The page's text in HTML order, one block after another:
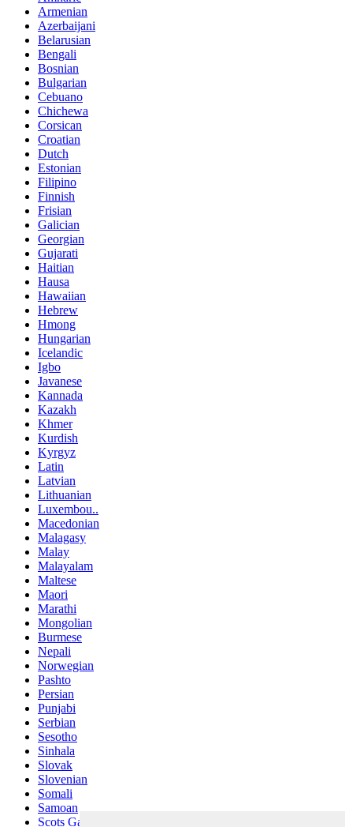
Armenian
Azerbaijani
Belarusian
Bengali
Bosnian
Bulgarian
Cebuano
Chichewa
Corsican
Croatian
Dutch
Estonian
Filipino
Finnish
Frisian
Galician
Georgian
Gujarati
Haitian
Hausa
Hawaiian
Hebrew
Hmong
Hungarian
Icelandic
Igbo
Javanese
Kannada
Kazakh
Khmer
Kurdish
Kyrgyz
Latin
Latvian
Lithuanian
Luxembou..
Macedonian
Malagasy
Malay
Malayalam
Maltese
Maori
Marathi
Mongolian
Burmese
Nepali
Norwegian
Pashto
Persian
Punjabi
Serbian
Sesotho
Sinhala
Slovak
Slovenian
Somali
Samoan
Scots Gaelic